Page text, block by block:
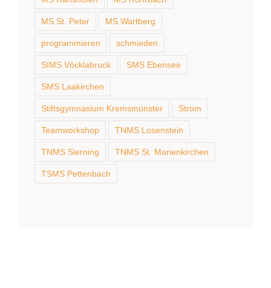
MS St. Peter MS Wartberg
programmieren schmieden
SIMS Vöcklabruck SMS Ebensee
SMS Laakirchen
Stiftsgymnasium Kremsmünster Strom
Teamworkshop TNMS Losenstein
TNMS Sierning TNMS St. Marienkirchen
TSMS Pettenbach